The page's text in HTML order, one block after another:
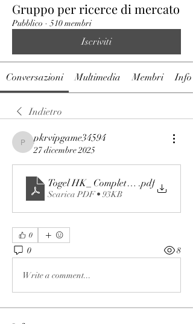
Gruppo per ricerce di mercato
Pubblico · 510 membri
Iscriviti
Conversazioni Multimedia Membri Info
Indietro
pkrvipgame34594
pkrvipgame34594
27 dicembre 2025
Togel HK_ Complete Guide to
.pdf
Scarica PDF • 93KB
0
0 8
Write a comment...